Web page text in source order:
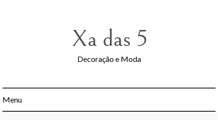
Xa das 5
Decoração e Moda
Menu